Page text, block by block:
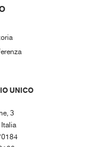
UNICO
3